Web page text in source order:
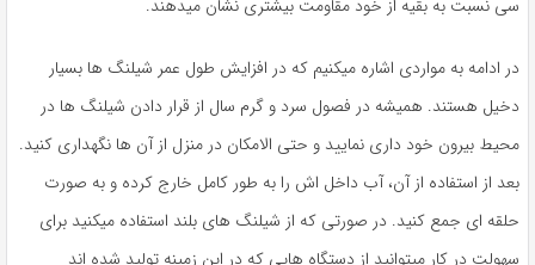
سی نسبت به بقیه از خود مقاومت بیشتری نشان میدهند.
در ادامه به مواردی اشاره میکنیم که در افزایش طول عمر شیلنگ ها بسیار
دخیل هستند. همیشه در فصول سرد و گرم سال از قرار دادن شیلنگ ها در
محیط بیرون خود داری نمایید و حتی الامکان در منزل از آن ها نگهداری کنید.
بعد از استفاده از آن، آب داخل اش را به طور کامل خارج کرده و به صورت
حلقه ای جمع کنید. در صورتی که از شیلنگ های بلند استفاده میکنید برای
سهولت در کار میتوانید از دستگاه هایی که در این زمینه تولید شده اند